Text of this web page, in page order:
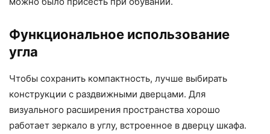
Функциональное использование
угла
Чтобы сохранить компактность, лучше выбирать
конструкции с раздвижными дверцами. Для
визуального расширения пространства хорошо
работает зеркало в углу, встроенное в дверцу шкафа.